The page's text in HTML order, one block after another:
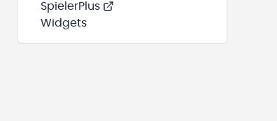
SpielerPlus
Widgets